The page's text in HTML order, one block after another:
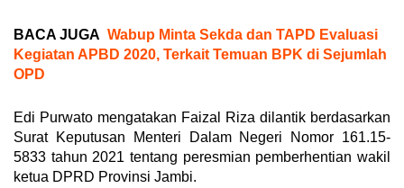
BACA JUGA Wabup Minta Sekda dan TAPD Evaluasi
Kegiatan APBD 2020, Terkait Temuan BPK di Sejumlah
OPD
Edi Purwato mengatakan Faizal Riza dilantik berdasarkan
Surat Keputusan Menteri Dalam Negeri Nomor 161.15-
5833 tahun 2021 tentang peresmian pemberhentian wakil
ketua DPRD Provinsi Jambi.